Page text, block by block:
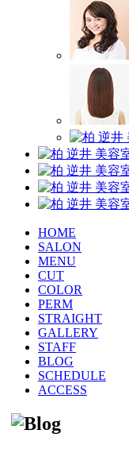
HOME
SALON
MENU
CUT
COLOR
PERM
STRAIGHT
GALLERY
STAFF
BLOG
SCHEDULE
ACCESS